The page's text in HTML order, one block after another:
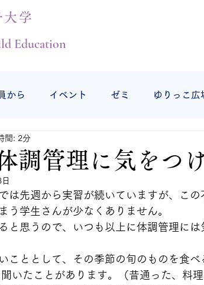
大学
Education
から イベント ゼミ ゆりっこ広
授業の様子
調管理に気をつ
間: 2分
は先週から実習が続いていますが、こ
う学生さんが少なくありません。
と思うので、いつも以上に体調管理には
こととして、その季節の旬のものを食
いたことがあります。（昔通った、料